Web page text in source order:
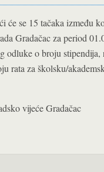
će se 15 tačaka između
Gradačac za period
odluke o broju stipendija,
rata za školsku/
vijeće Gradačac